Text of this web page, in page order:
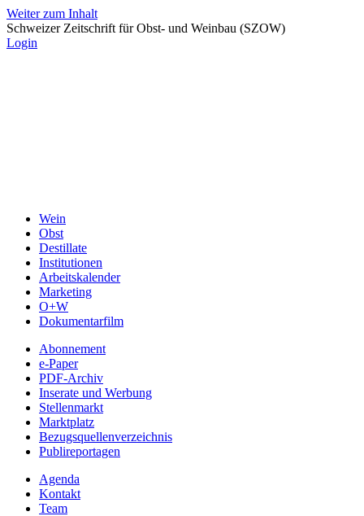
Weiter zum Inhalt
Schweizer Zeitschrift für Obst- und Weinbau (SZOW)
Login
Wein
Obst
Destillate
Institutionen
Arbeitskalender
Marketing
O+W
Dokumentarfilm
Abonnement
e-Paper
PDF-Archiv
Inserate und Werbung
Stellenmarkt
Marktplatz
Bezugsquellenverzeichnis
Publireportagen
Agenda
Kontakt
Team